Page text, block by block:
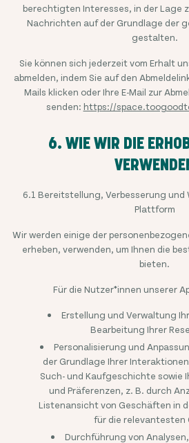
berechtigten Interesses, in der Lage
Nachrichten auf der Grundlage der
gestalten.
Sie können sich jederzeit vom Erhalt
abmelden, indem Sie auf den
Mails klicken oder Ihre E-Mail zur
senden: https://
6. WIE WIR DIE
6.1 Bereitstellung, Verbesserung
Plattform
Wir werden einige der
erheben, verwenden, um Ihnen die
bieten.
Für die Nutzer*innen unserer
Erstellung und Verwaltung
Bearbeitung Ihrer
Personalisierung und
der Grundlage Ihrer
Such- und Kaufgeschichte sowie
und Präferenzen, z. B. durch
Listenansicht von Geschäften in
für die relevantesten
Durchführung von